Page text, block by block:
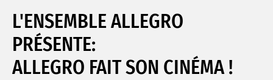
L'ENSEMBLE ALLEGRO
PRÉSENTE:
ALLEGRO FAIT SON CINÉMA !